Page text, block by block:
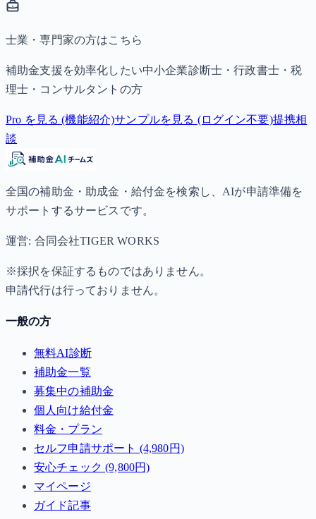
士業・専門家の方はこちら
補助金支援を効率化したい中小企業診断士・行政書士・税
理士・コンサルタントの方
Pro を見る (機能紹介)サンプルを見る (ログイン不要)提携相
談
全国の補助金・助成金・給付金を検索し、AIが申請準備を
サポートするサービスです。
運営: 合同会社TIGER WORKS
※採択を保証するものではありません。
申請代行は行っておりません。
一般の方
無料AI診断
補助金一覧
募集中の補助金
個人向け給付金
料金・プラン
セルフ申請サポート (4,980円)
安心チェック (9,800円)
マイページ
ガイド記事